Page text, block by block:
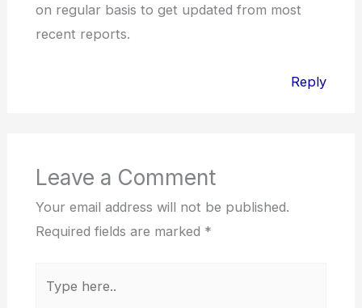
on regular basis to get updated from most
recent reports.
Reply
Leave a Comment
Your email address will not be published.
Required fields are marked *
here..